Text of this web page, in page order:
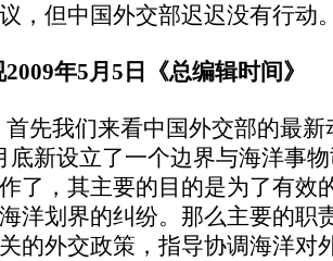
，但中国外交部迟迟没有行动
年5月5日《总编辑时间》
首先我们来看中国外交部的最
底新设立了一个边界与海洋事
了，其主要的目的是为了有效
洋划界的纠纷。那么主要的职
的外交政策，指导协调海洋对